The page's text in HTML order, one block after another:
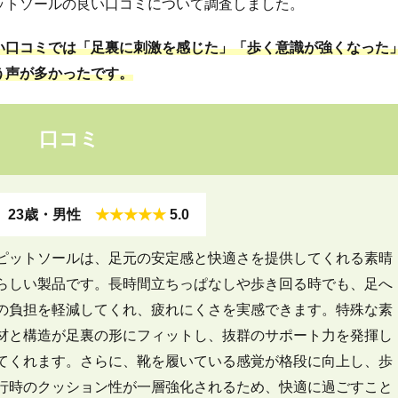
トソールの良い口コミについて調査しました。
口コミでは「足裏に刺激を感じた」「歩く意識が強くなった
声が多かったです。
口コミ
23歳・男性 ★★★★★ 5.0
ットソールは、足元の安定感と快適さを提供してくれる素晴
しい製品です。長時間立ちっぱなしや歩き回る時でも、足へ
負担を軽減してくれ、疲れにくさを実感できます。特殊な素
と構造が足裏の形にフィットし、抜群のサポート力を発揮し
くれます。さらに、靴を履いている感覚が格段に向上し、歩
時のクッション性が一層強化されるため、快適に過ごすこと